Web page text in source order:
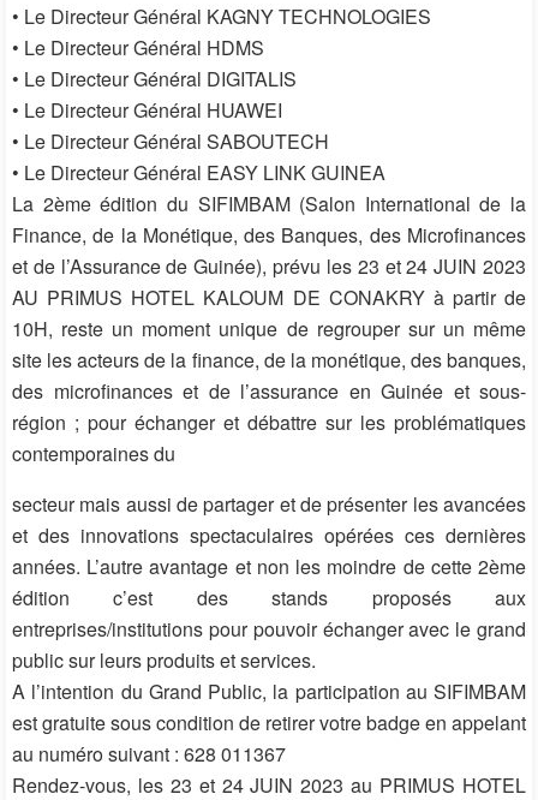
• Le Directeur Général KAGNY TECHNOLOGIES
• Le Directeur Général HDMS
• Le Directeur Général DIGITALIS
• Le Directeur Général HUAWEI
• Le Directeur Général SABOUTECH
• Le Directeur Général EASY LINK GUINEA
La 2ème édition du SIFIMBAM (Salon International de la
Finance, de la Monétique, des Banques, des Microfinances
et de l’Assurance de Guinée), prévu les 23 et 24 JUIN 2023
AU PRIMUS HOTEL KALOUM DE CONAKRY à partir de
10H, reste un moment unique de regrouper sur un même
site les acteurs de la finance, de la monétique, des banques,
des microfinances et de l’assurance en Guinée et sous-
région ; pour échanger et débattre sur les problématiques
contemporaines du
secteur mais aussi de partager et de présenter les avancées
et des innovations spectaculaires opérées ces dernières
années. L’autre avantage et non les moindre de cette 2ème
édition c’est des stands proposés aux
entreprises/institutions pour pouvoir échanger avec le grand
public sur leurs produits et services.
A l’intention du Grand Public, la participation au SIFIMBAM
est gratuite sous condition de retirer votre badge en appelant
au numéro suivant : 628 011367
Rendez-vous, les 23 et 24 JUIN 2023 au PRIMUS HOTEL